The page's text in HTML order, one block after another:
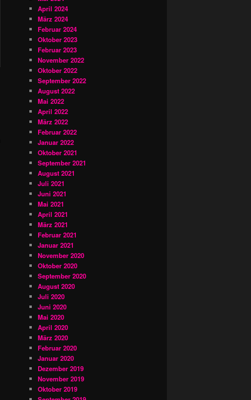
April 2024
März 2024
Februar 2024
Oktober 2023
Februar 2023
November 2022
Oktober 2022
September 2022
August 2022
Mai 2022
April 2022
März 2022
Februar 2022
Januar 2022
Oktober 2021
September 2021
August 2021
Juli 2021
Juni 2021
Mai 2021
April 2021
März 2021
Februar 2021
Januar 2021
November 2020
Oktober 2020
September 2020
August 2020
Juli 2020
Juni 2020
Mai 2020
April 2020
März 2020
Februar 2020
Januar 2020
Dezember 2019
November 2019
Oktober 2019